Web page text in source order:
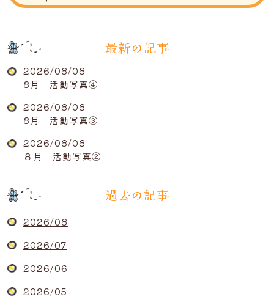
最新の記事
2026/08/08
8月 活動写真④
2026/08/08
8月 活動写真③
2026/08/08
８月 活動写真②
過去の記事
2026/08
2026/07
2026/06
2026/05